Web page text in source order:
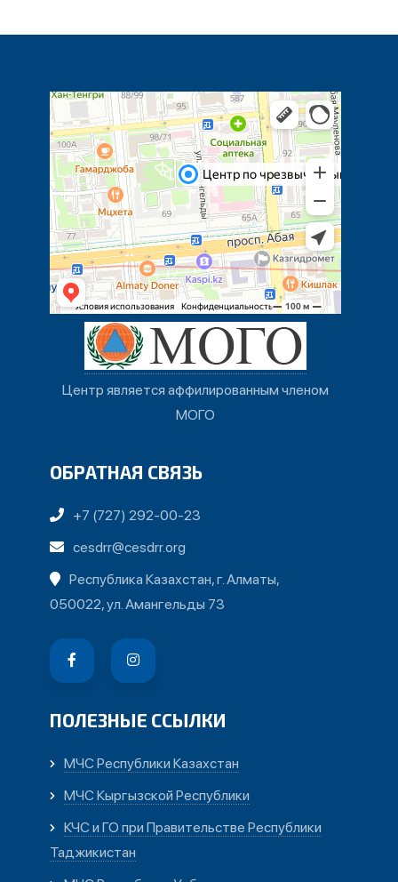
Центр является аффилированным членом
МОГО
ОБРАТНАЯ СВЯЗЬ
+7 (727) 292-00-23
cesdrr@cesdrr.org
Республика Казахстан, г. Алматы,
050022, ул. Амангельды 73
ПОЛЕЗНЫЕ ССЫЛКИ
МЧС Республики Казахстан
МЧС Кыргызской Республики
КЧС и ГО при Правительстве Республики
Таджикистан